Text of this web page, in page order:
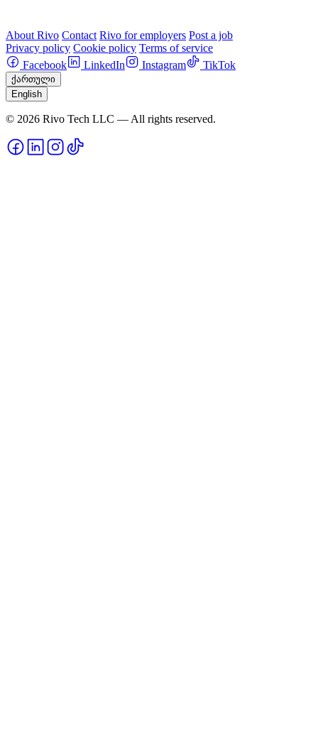
About Rivo Contact Rivo for employers Post a job
Privacy policy Cookie policy Terms of service
Facebook
LinkedIn Instagram TikTok
ქართული
English
© 2026 Rivo Tech LLC — All rights reserved.